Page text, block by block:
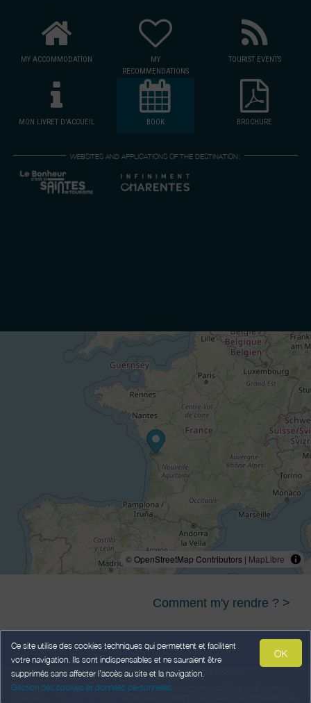
Ce site utilise des cookies techniques qui permettent et facilitent
votre navigation. Ils sont indispensables et ne sauraient être
supprimés sans affecter l’accès au site et la navigation.
Gestion des cookies et données personnelles
OK
MY ACCOMMODATION
MY
RECOMMENDATIONS
TOURIST EVENTS
MON LIVRET D'ACCUEIL BOOK BROCHURE
WEBSITES AND APPLICATIONS OF THE DESTINATION:
© OpenStreetMap Contributors | MapLibre
Comment m'y rendre ? >
Legal Notice Personal data
Terms of Sales
Powered by weebnb ,services intended